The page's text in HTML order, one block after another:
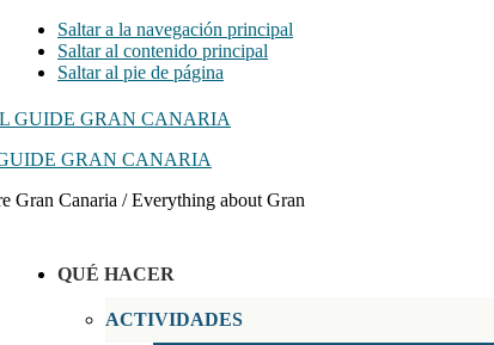
Saltar a la navegación principal
Saltar al contenido principal
Saltar al pie de página
GRAN CANARIA
Gran Canaria / Everything about Gran
QUÉ HACER
ACTIVIDADES